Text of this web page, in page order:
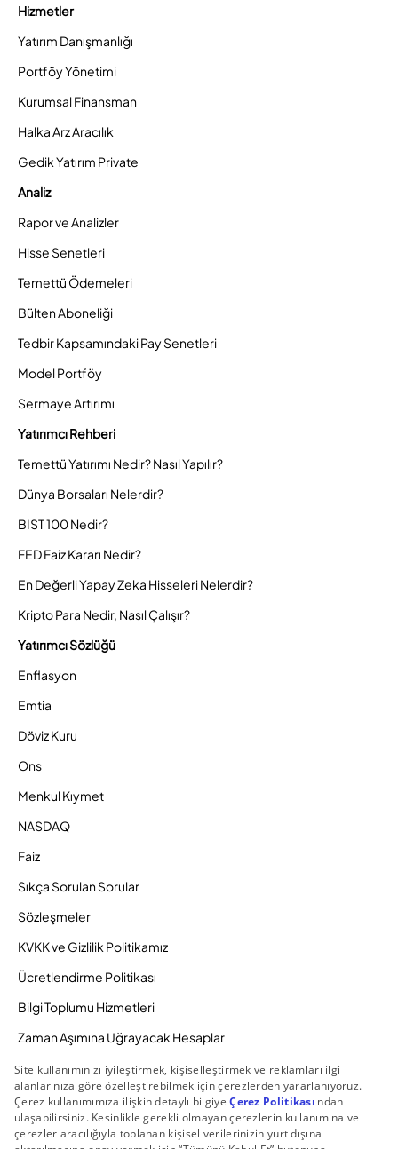
Hizmetler
Yatırım Danışmanlığı
Portföy Yönetimi
Kurumsal Finansman
Halka Arz Aracılık
Gedik Yatırım Private
Analiz
Rapor ve Analizler
Hisse Senetleri
Temettü Ödemeleri
Bülten Aboneliği
Tedbir Kapsamındaki Pay Senetleri
Model Portföy
Sermaye Artırımı
Yatırımcı Rehberi
Temettü Yatırımı Nedir? Nasıl Yapılır?
Dünya Borsaları Nelerdir?
BIST 100 Nedir?
FED Faiz Kararı Nedir?
En Değerli Yapay Zeka Hisseleri Nelerdir?
Kripto Para Nedir, Nasıl Çalışır?
Yatırımcı Sözlüğü
Enflasyon
Emtia
Döviz Kuru
Ons
Menkul Kıymet
NASDAQ
Faiz
Sıkça Sorulan Sorular
Sözleşmeler
KVKK ve Gizlilik Politikamız
Ücretlendirme Politikası
Bilgi Toplumu Hizmetleri
Zaman Aşımına Uğrayacak Hesaplar
Duyurular ve Kampanyalar